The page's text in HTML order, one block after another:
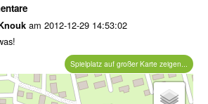
am 2012-12-29 14:53:02
Spielplatz auf großer Karte zeigen...